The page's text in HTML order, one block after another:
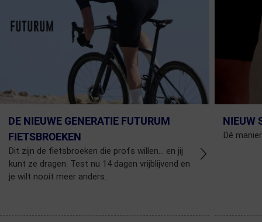
DE NIEUWE GENERATIE FUTURUM
FIETSBROEKEN
Dit zijn de fietsbroeken die profs willen... en jij
kunt ze dragen. Test nu 14 dagen vrijblijvend en
je wilt nooit meer anders.
NIEUW
Dé